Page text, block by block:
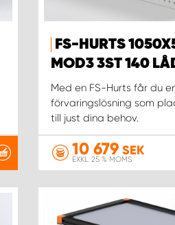
FS-HURTS
MOD3 3ST 140
Med en FS-Hurts får du
förvaringslösning som
till just dina behov.
10 679SEK
EXKL. 25 % MOMS